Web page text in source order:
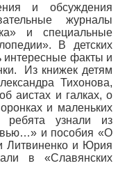
и обсуждения
журналы
и специальные
В детских
интересные факты и
Из книжек детям
Тихонова,
аистах и галках, о
и маленьких
ребята узнали из
и пособия «О
Литвиненко и Юрия
в «Славянских